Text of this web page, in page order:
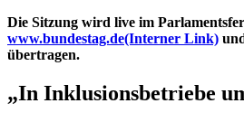
Die Sitzung wird live im
www.bundestag.de(Interner Link)
übertragen.
„In Inklusionsbetriebe